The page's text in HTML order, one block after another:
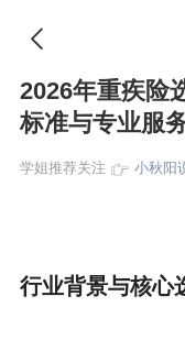
2026年重疾险
标准与专业服
学姐推荐关注 小秋阳
行业背景与核心